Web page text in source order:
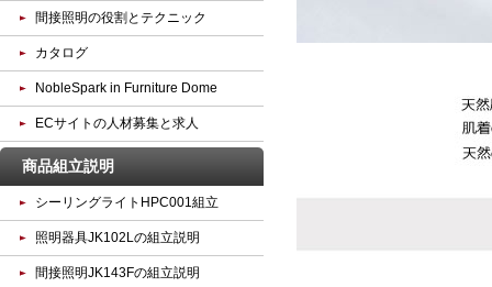
間接照明の役割とテクニック
カタログ
NobleSpark in Furniture Dome
ECサイトの人材募集と求人
商品組立説明
シーリングライトHPC001組立
照明器具JK102Lの組立説明
間接照明JK143Fの組立説明